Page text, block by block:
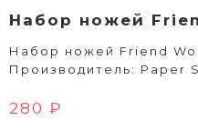
Набор ножей
Набор ножей Friend
Производитель: Paper
280 ₽